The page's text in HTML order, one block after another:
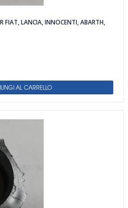
FIAT, LANCIA, INNOCENTI, ABARTH,
AL CARRELLO